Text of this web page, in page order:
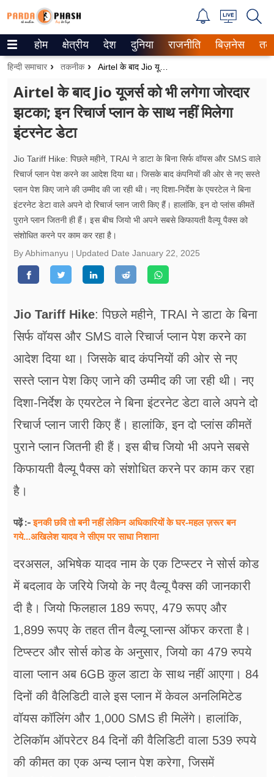
Trending on Google News
वेब स्टोरीज
उत्तर प्रदेश
गैलरी
वीडियो
रिलेशनशिप
जीवन मंत्रा
फूड
सेहत
ब्‍यूटी
जॉब्स
अन्य खबरें
होम क्षेत्रीय देश दुनिया राजनीति बिज़नेस
हिन्दी समाचार तकनीक
Airtel के बाद Jio यूजर्स को भी लगेगा जोरदार
झटका; इन रिचार्ज प्लान के साथ नहीं मिलेगा
इंटरनेट डेटा
Jio Tariff Hike: पिछले महीने, TRAI ने डाटा के बिना सिर्फ वॉयस और SMS वाले
रिचार्ज प्लान पेश करने का आदेश दिया था। जिसके बाद कंपनियों की ओर से नए सस्ते
प्लान पेश किए जाने की उम्मीद की जा रही थी। नए दिशा-निर्देश के एयरटेल ने बिना
इंटरनेट डेटा वाले अपने दो रिचार्ज प्लान जारी किए हैं। हालांकि, इन दो प्लांस कीमतें
पुराने प्लान जितनी ही हैं। इस बीच जियो भी अपने सबसे किफायती वैल्यू पैक्स को
संशोधित करने पर काम कर रहा है।
By Abhimanyu
Updated Date January 22, 2025
Jio Tariff Hike: पिछले महीने, TRAI ने डाटा के बिना
सिर्फ वॉयस और SMS वाले रिचार्ज प्लान पेश करने का
आदेश दिया था। जिसके बाद कंपनियों की ओर से नए
सस्ते प्लान पेश किए जाने की उम्मीद की जा रही थी। नए
दिशा-निर्देश के एयरटेल ने बिना इंटरनेट डेटा वाले अपने दो
रिचार्ज प्लान जारी किए हैं। हालांकि, इन दो प्लांस कीमतें
पुराने प्लान जितनी ही हैं। इस बीच जियो भी अपने सबसे
किफायती वैल्यू पैक्स को संशोधित करने पर काम कर रहा
है।
पढ़ें :-इनकी छवि तो बनी नहीं लेकिन अधिकारियों के घर-महल ज़रूर बन
गये...अखिलेश यादव ने सीएम पर साधा​ निशाना
दरअसल, अभिषेक यादव नाम के एक टिप्स्टर ने सोर्स कोड
में बदलाव के जरिये जियो के नए वैल्यू पैक्स की जानकारी
दी है। जियो फिलहाल 189 रूपए, 479 रूपए और
1,899 रूपए के तहत तीन वैल्यू प्लान्स ऑफर करता है।
टिप्स्टर और सोर्स कोड के अनुसार, जियो का 479 रुपये
वाला प्लान अब 6GB कुल डाटा के साथ नहीं आएगा। 84
दिनों की वैलिडिटी वाले इस प्लान में केवल अनलिमिटेड
वॉयस कॉलिंग और 1,000 SMS ही मिलेंगे। हालांकि,
टेलिकॉम ऑपरेटर 84 दिनों की वैलिडिटी वाला 539 रुपये
की कीमत का एक अन्य प्लान पेश करेगा, जिसमें